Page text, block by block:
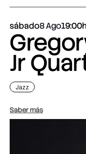
sábado8 Ago19:00h
Jr
Jazz
Saber más